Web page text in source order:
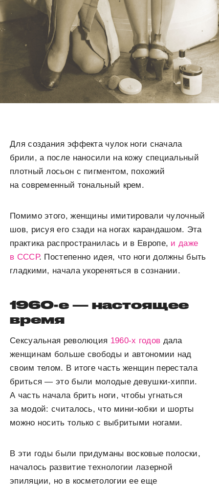
Для создания эффекта чулок ноги сначала
брили, а после наносили на кожу специальный
плотный лосьон с пигментом, похожий
на современный тональный крем.
Помимо этого, женщины имитировали чулочный
шов, рисуя его сзади на ногах карандашом. Эта
практика распространилась и в Европе, и даже
в СССР. Постепенно идея, что ноги должны быть
гладкими, начала укореняться в сознании.
1960-е — настоящее
время
Сексуальная революция 1960-х годов дала
женщинам больше свободы и автономии над
своим телом. В итоге часть женщин перестала
бриться — это были молодые девушки-хиппи.
А часть начала брить ноги, чтобы угнаться
за модой: считалось, что мини-юбки и шорты
можно носить только с выбритыми ногами.
В эти годы были придуманы восковые полоски,
началось развитие технологии лазерной
эпиляции, но в косметологии ее еще